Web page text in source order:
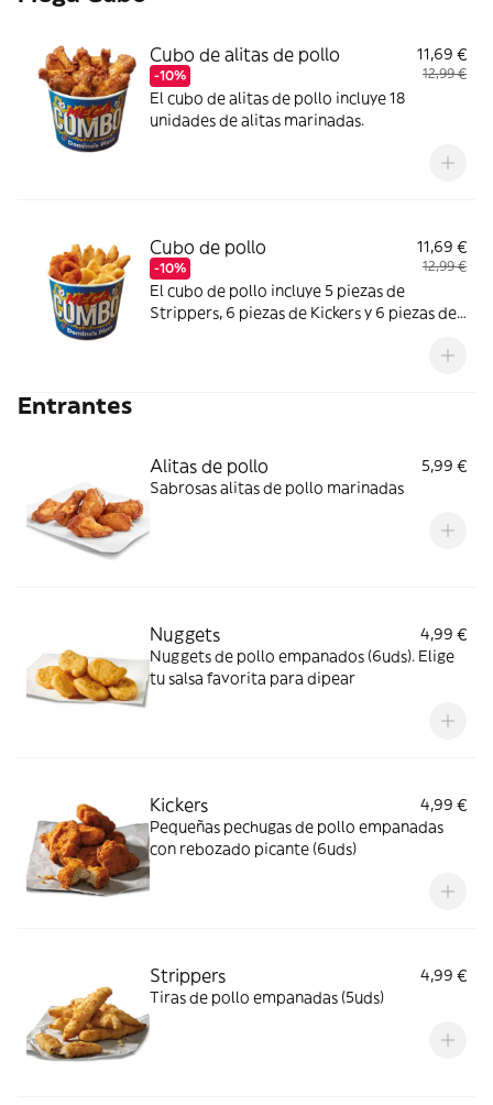
Cubo de alitas de pollo
-10%
11,69 €
12,99 €
El cubo de alitas de pollo incluye 18
unidades de alitas marinadas.
Cubo de pollo
-10%
11,69 €
12,99 €
El cubo de pollo incluye 5 piezas de
Strippers, 6 piezas de Kickers y 6 piezas de
Entrantes
Alitas de pollo
5,99 €
Sabrosas alitas de pollo marinadas
Nuggets
4,99 €
Nuggets de pollo empanados (6uds). Elige
tu salsa favorita para dipear
Kickers
4,99 €
Pequeñas pechugas de pollo empanadas
con rebozado picante (6uds)
Strippers
4,99 €
Tiras de pollo empanadas (5uds)